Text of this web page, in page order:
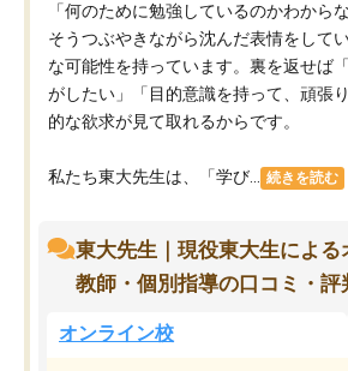
「何のために勉強しているのかわからな
そうつぶやきながら沈んだ表情をして
な可能性を持っています。裏を返せば
がしたい」「目的意識を持って、頑張
的な欲求が見て取れるからです。
私たち東大先生は、「学び... 続きを読む
東大先生｜現役東大生による
教師・個別指導の口コミ・評
オンライン校